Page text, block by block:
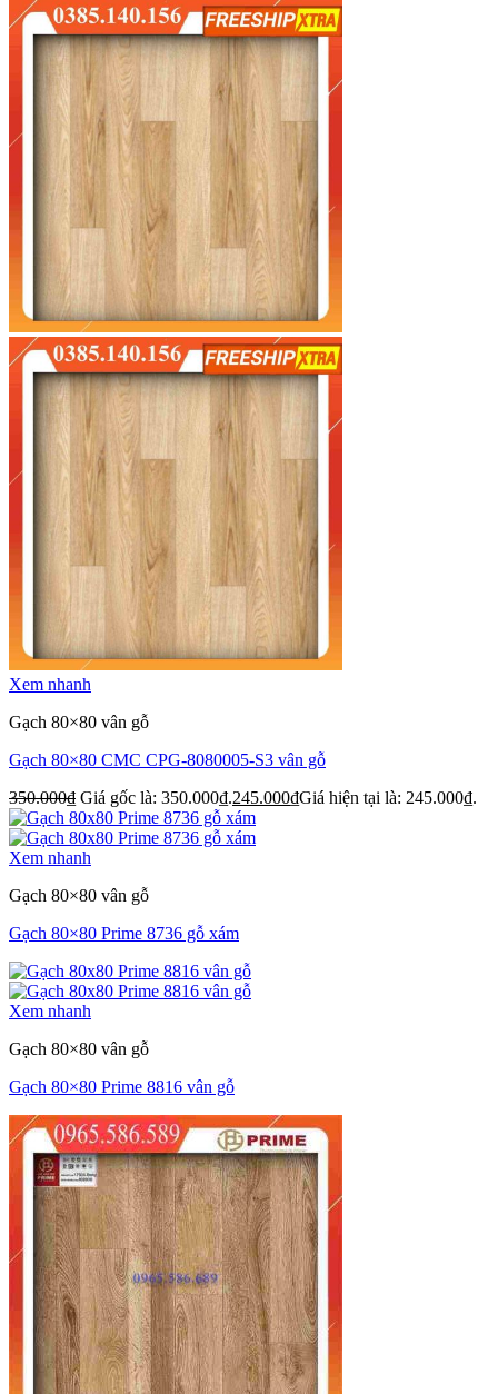
Xem nhanh
Gạch 80×80 vân gỗ
Gạch 80×80 CMC CPG-8080005-S3 vân gỗ
350.000₫ Giá gốc là: 350.000₫.245.000₫Giá hiện tại là: 245.000₫.
Xem nhanh
Gạch 80×80 vân gỗ
Gạch 80×80 Prime 8736 gỗ xám
Xem nhanh
Gạch 80×80 vân gỗ
Gạch 80×80 Prime 8816 vân gỗ